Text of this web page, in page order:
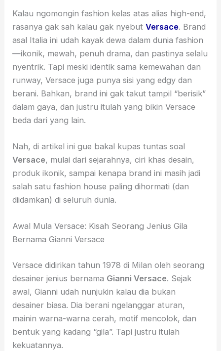
Kalau ngomongin fashion kelas atas alias high-end,
rasanya gak sah kalau gak nyebutVersace. Brand
asal Italia ini udah kayak dewa dalam dunia fashion
—ikonik, mewah, penuh drama, dan pastinya selalu
nyentrik. Tapi meski identik sama kemewahan dan
runway, Versace juga punya sisi yang edgy dan
berani. Bahkan, brand ini gak takut tampil “berisik”
dalam gaya, dan justru itulah yang bikin Versace
beda dari yang lain.
Nah, di artikel ini gue bakal kupas tuntas soal
Versace, mulai dari sejarahnya, ciri khas desain,
produk ikonik, sampai kenapa brand ini masih jadi
salah satu fashion house paling dihormati (dan
diidamkan) di seluruh dunia.
Awal Mula Versace: Kisah Seorang Jenius Gila
Bernama Gianni Versace
Versace didirikan tahun 1978 di Milan oleh seorang
desainer jenius bernama Gianni Versace. Sejak
awal, Gianni udah nunjukin kalau dia bukan
desainer biasa. Dia berani ngelanggar aturan,
mainin warna-warna cerah, motif mencolok, dan
bentuk yang kadang “gila”. Tapi justru itulah
kekuatannya.